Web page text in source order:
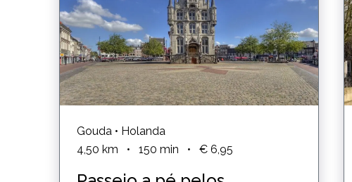
Gouda • Holanda
4,50 km • 150 min • € 6,95